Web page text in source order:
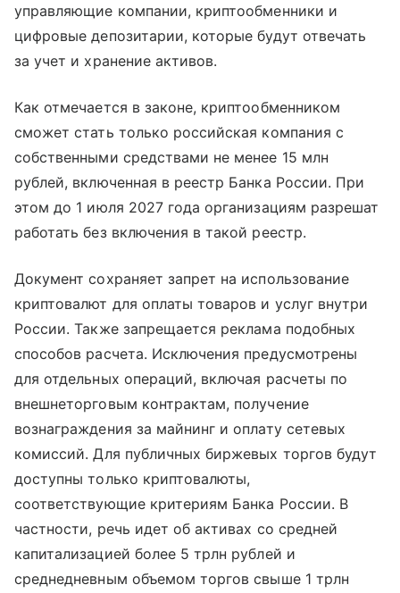
управляющие компании, криптообменники и
цифровые депозитарии, которые будут отвечать
за учет и хранение активов.
Как отмечается в законе, криптообменником
сможет стать только российская компания с
собственными средствами не менее 15 млн
рублей, включенная в реестр Банка России. При
этом до 1 июля 2027 года организациям разрешат
работать без включения в такой реестр.
Документ сохраняет запрет на использование
криптовалют для оплаты товаров и услуг внутри
России. Также запрещается реклама подобных
способов расчета. Исключения предусмотрены
для отдельных операций, включая расчеты по
внешнеторговым контрактам, получение
вознаграждения за майнинг и оплату сетевых
комиссий. Для публичных биржевых торгов будут
доступны только криптовалюты,
соответствующие критериям Банка России. В
частности, речь идет об активах со средней
капитализацией более 5 трлн рублей и
среднедневным объемом торгов свыше 1 трлн